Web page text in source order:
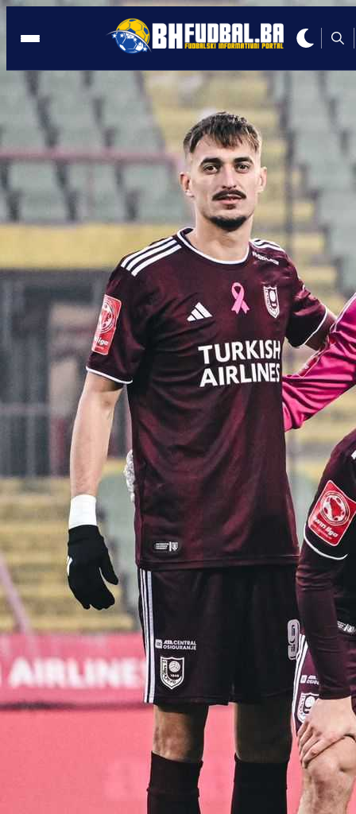
BANJA LUKA
KO ĆE BITI PREDSJEDNIK BORCA?
Milan Tegeltija otkrio ime!
BHFudbal.ba
17:34, 15.01.2024
MIJENJA TEGELTIJU